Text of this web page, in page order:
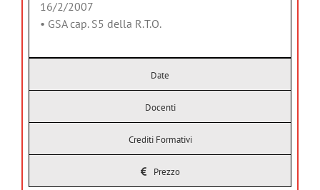
16/2/2007
• GSA cap. S5 della R.T.O.
Date
Docenti
Crediti Formativi
Prezzo